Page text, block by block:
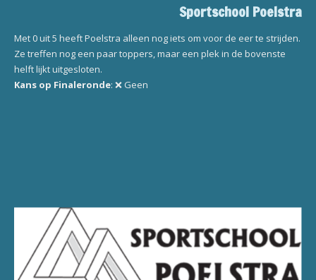
Sportschool Poelstra
Met 0 uit 5 heeft Poelstra alleen nog iets om voor de eer te strijden.
Ze treffen nog een paar toppers, maar een plek in de bovenste
helft lijkt uitgesloten.
Kans op Finaleronde: ❌ Geen